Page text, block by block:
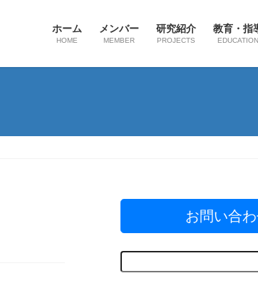
ホーム
HOME
メンバー
MEMBER
研究紹介
PROJECTS
教育・指
EDUCATION
お問い合
索: